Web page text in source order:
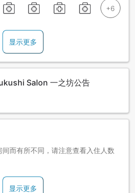
显示更多
Salon 一之坊公告
而有所不同，请注意查看入住人数
显示更多